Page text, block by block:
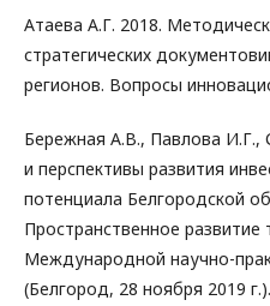
Атаева А.Г. 2018.
стратегических
регионов. Вопросы
Бережная А.В., Павлова И.Г.,
и перспективы развития
потенциала Белгородской
Пространственное
Международной научно-
(Белгород, 28 ноября 2019